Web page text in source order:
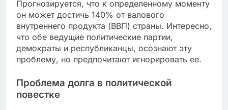
Прогнозируется, что к определенному моменту
он может достичь 140% от валового
внутреннего продукта (ВВП) страны. Интересно,
что обе ведущие политические партии,
демократы и республиканцы, осознают эту
проблему, но предпочитают игнорировать ее.
Проблема долга в политической
повестке